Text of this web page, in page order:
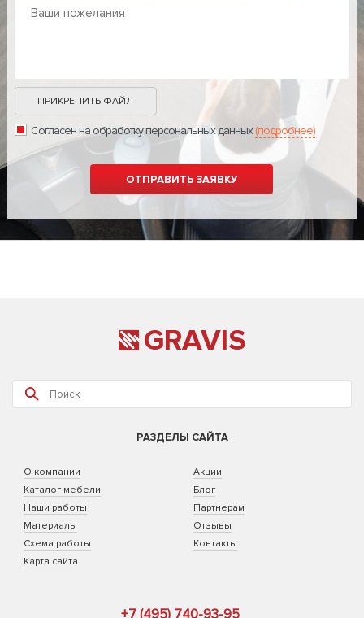
ПРИКРЕПИТЬ ФАЙЛ
Согласен на обработку персональных данных(подробнее)
GRAVIS
РАЗДЕЛЫ САЙТА
О компании
Каталог мебели
Наши работы
Материалы
Схема работы
Карта сайта
Акции
Блог
Партнерам
Отзывы
Контакты
+7 (495) 740-93-95